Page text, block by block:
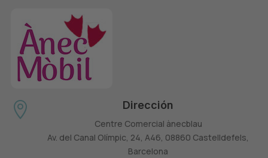
 Dirección
Centre Comercial ànecblau
Av. del Canal Olímpic, 24, A46, 08860 Castelldefels,
Barcelona